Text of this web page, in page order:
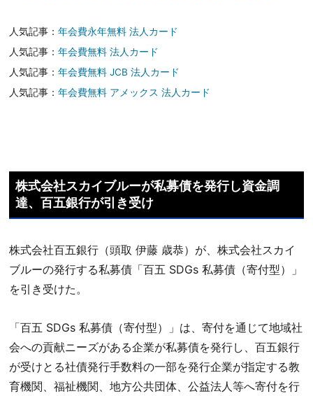
人気記事：年会費永年無料 法人カード
人気記事：年会費無料 法人カード
人気記事：年会費無料 JCB 法人カード
人気記事：年会費無料 アメックス 法人カード
株式会社スカイブルーが私募債を発行し資金調
達、百五銀行が引き受け
株式会社百五銀行（頭取 伊藤 歳恭）が、株式会社スカイ
ブルーの発行する私募債「百五 SDGs 私募債（寄付型）」
を引き受けた。
「百五 SDGs 私募債（寄付型）」は、寄付を通じて地域社
会への貢献ニーズがある企業が私募債を発行し、百五銀行
が受けとる社債発行手数料の一部を発行企業が指定する教
育機関、福祉機関、地方公共団体、公益法人等へ寄付を行